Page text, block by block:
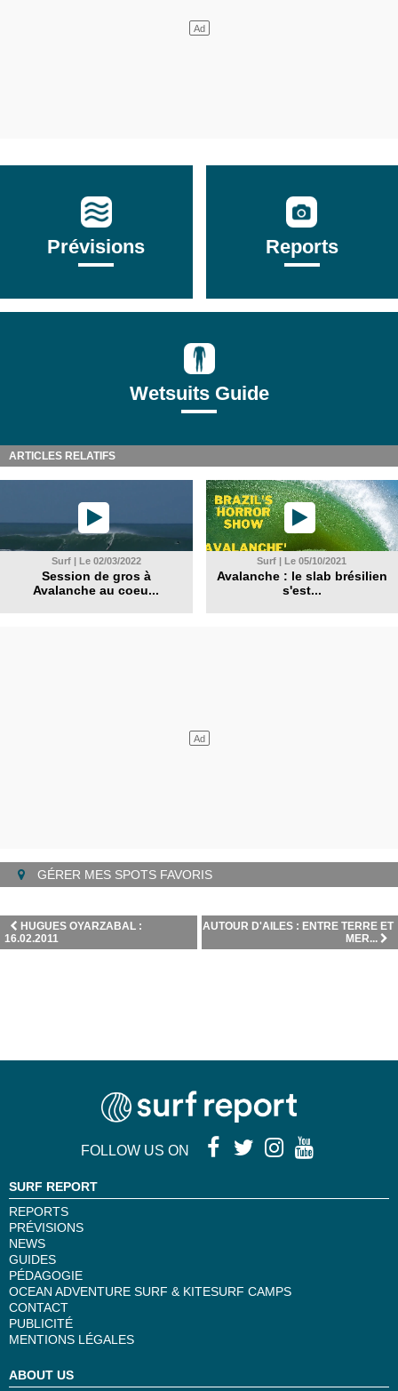
Prévisions Reports
Wetsuits Guide
ARTICLES RELATIFS
Surf | Le 02/03/2022
Session de gros à
Avalanche au coeu...
Surf | Le 05/10/2021
Avalanche : le slab brésilien
s'est...
GÉRER MES SPOTS FAVORIS
AUTOUR D'AILES : ENTRE TERRE ET
MER...
HUGUES OYARZABAL :
16.02.2011
FOLLOW US ON
SURF REPORT
REPORTS
PRÉVISIONS
NEWS
GUIDES
PÉDAGOGIE
OCEAN ADVENTURE SURF & KITESURF CAMPS
CONTACT
PUBLICITÉ
MENTIONS LÉGALES
ABOUT US